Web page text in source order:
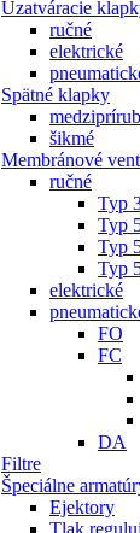
Uzatváracie
ručné
elektrické
Spätné klapky
šikmé
Membránové
ručné
Typ
Typ
Typ
Typ
elektrické
FO
FC
DA
Filtre
Špeciálne
Ejektory
Tlak